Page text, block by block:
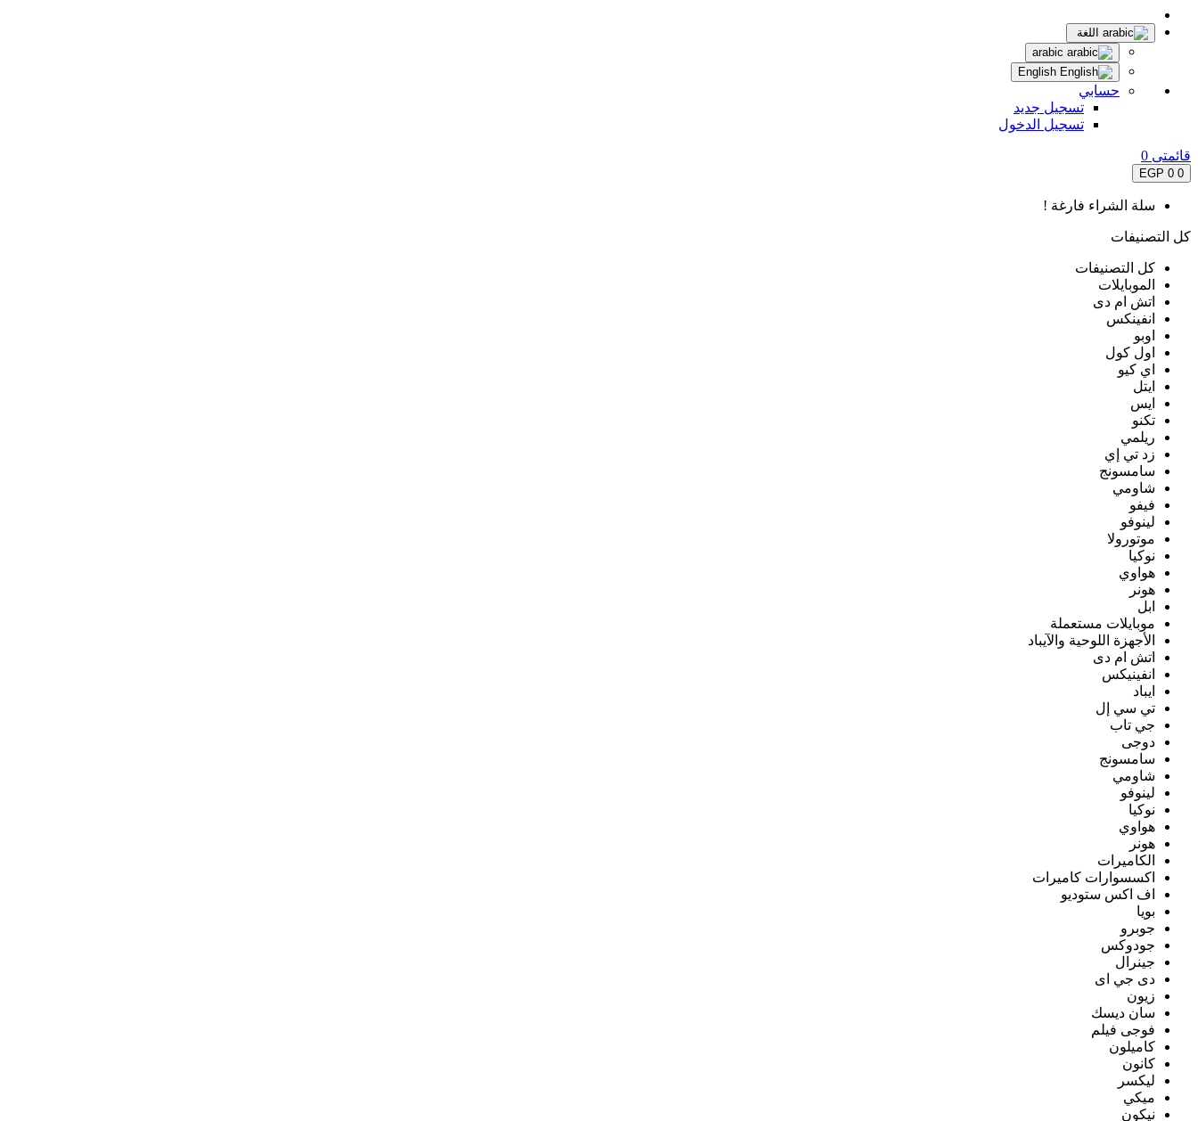
اللغة
حسابي
تسجيل جديد
تسجيل الدخول
قائمتى 0
0
0 EGP
سلة الشراء فارغة !
كل التصنيفات
كل التصنيفات
الموبايلات
اتش ام دى
انفينكس
اوبو
اول كول
اي كيو
ايتل
ايس
تكنو
ريلمي
زد تي إي
سامسونج
شاومي
فيفو
لينوفو
موتورولا
نوكيا
هواوي
هونر
ابل
موبايلات مستعملة
الأجهزة اللوحية والآيباد
اتش ام دى
انفينيكس
ايباد
تي سي إل
جي تاب
دوجى
سامسونج
شاومي
لينوفو
نوكيا
هواوي
هونر
الكاميرات
اكسسوارات كاميرات
اف اكس ستوديو
بويا
جوبرو
جودوكس
جينرال
دى جي اى
زيون
سان ديسك
فوجى فيلم
كاميلون
كانون
ليكسر
ميكي
نيكون